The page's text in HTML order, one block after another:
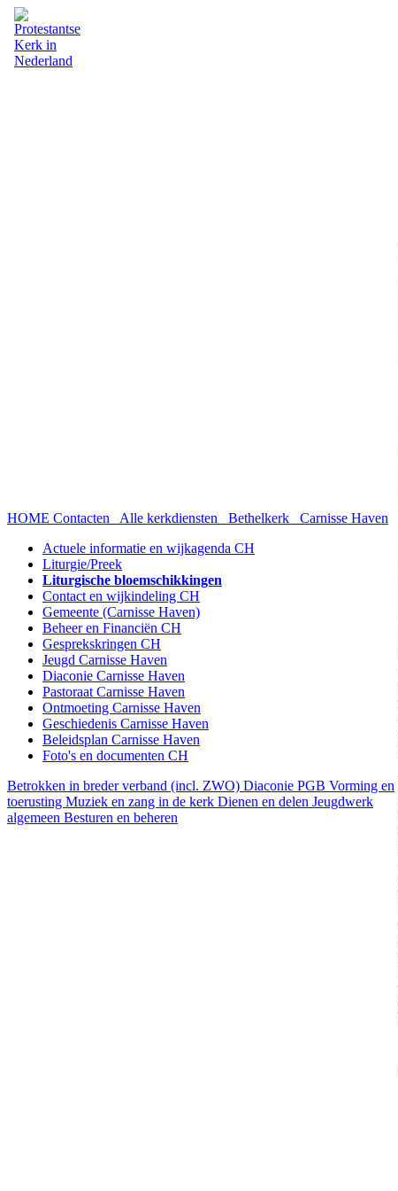
HOME Contacten Alle kerkdiensten Bethelkerk
Carnisse Haven
Actuele informatie en wijkagenda CH
Liturgie/Preek
Liturgische bloemschikkingen
Contact en wijkindeling CH
Gemeente (Carnisse Haven)
Beheer en Financiën CH
Gesprekskringen CH
Jeugd Carnisse Haven
Diaconie Carnisse Haven
Pastoraat Carnisse Haven
Ontmoeting Carnisse Haven
Geschiedenis Carnisse Haven
Beleidsplan Carnisse Haven
Foto's en documenten CH
Betrokken in breder verband (incl. ZWO) Diaconie PGB Vorming en
toerusting Muziek en zang in de kerk Dienen en delen Jeugdwerk
algemeen Besturen en beheren